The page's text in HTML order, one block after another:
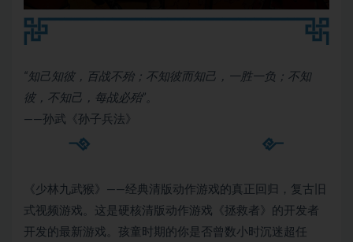
“知己知彼，百战不殆；不知彼而知己，一胜一负；不知
彼，不知己，每战必殆”。
——孙武《孙子兵法》
《少林九武猴》——经典清版动作游戏的真正回归，复古旧
式视频游戏。这是硬核清版动作游戏《拯救者》的开发者
开发的最新游戏。孩童时期的你是否曾数小时沉迷超任